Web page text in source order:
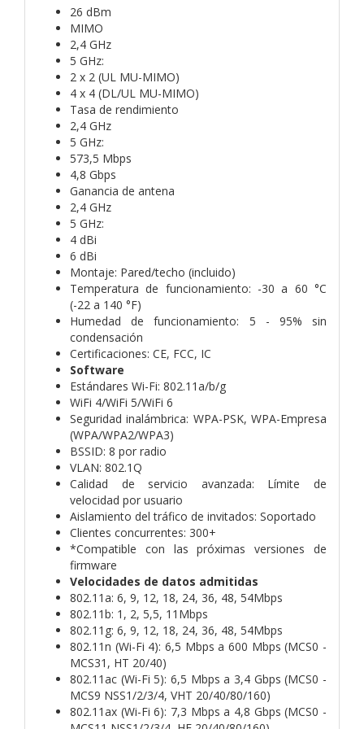
26 dBm
MIMO
2,4 GHz
5 GHz:
2 x 2 (UL MU-MIMO)
4 x 4 (DL/UL MU-MIMO)
Tasa de rendimiento
2,4 GHz
5 GHz:
573,5 Mbps
4,8 Gbps
Ganancia de antena
2,4 GHz
5 GHz:
4 dBi
6 dBi
Montaje: Pared/techo (incluido)
Temperatura de funcionamiento: -30 a 60 °C
(-22 a 140 °F)
Humedad de funcionamiento: 5 - 95% sin
condensación
Certificaciones: CE, FCC, IC
Software
Estándares Wi-Fi: 802.11a/b/g
WiFi 4/WiFi 5/WiFi 6
Seguridad inalámbrica: WPA-PSK, WPA-Empresa
(WPA/WPA2/WPA3)
BSSID: 8 por radio
VLAN: 802.1Q
Calidad de servicio avanzada: Límite de
velocidad por usuario
Aislamiento del tráfico de invitados: Soportado
Clientes concurrentes: 300+
*Compatible con las próximas versiones de
firmware
Velocidades de datos admitidas
802.11a: 6, 9, 12, 18, 24, 36, 48, 54Mbps
802.11b: 1, 2, 5,5, 11Mbps
802.11g: 6, 9, 12, 18, 24, 36, 48, 54Mbps
802.11n (Wi-Fi 4): 6,5 Mbps a 600 Mbps (MCS0 -
MCS31, HT 20/40)
802.11ac (Wi-Fi 5): 6,5 Mbps a 3,4 Gbps (MCS0 -
MCS9 NSS1/2/3/4, VHT 20/40/80/160)
802.11ax (Wi-Fi 6): 7,3 Mbps a 4,8 Gbps (MCS0 -